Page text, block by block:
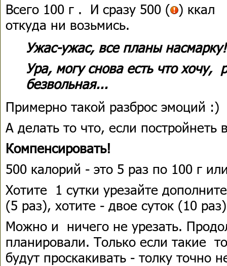
Всего 100 г . И сразу 500 ( ) ккал
откуда ни возьмись.
Ужас-ужас, все планы
Ура, могу снова есть что хочу,
безвольная...
Примерно такой разброс эмоций :)
А делать то что, если постройнеть
Компенсировать!
500 калорий - это 5 раз по 100 г
Хотите 1 сутки урезайте
(5 раз), хотите - двое суток (10
Можно и ничего не урезать.
планировали. Только если такие
будут проскакивать - толку точно